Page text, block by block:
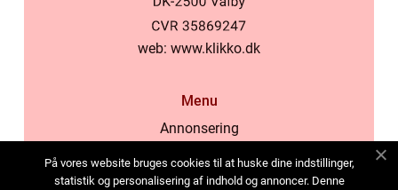
web: www.klikko.dk
Menu
Annonsering
Cookies
På vores website bruges cookies til at huske dine indstillinger,
statistik og personalisering af indhold og annoncer. Denne